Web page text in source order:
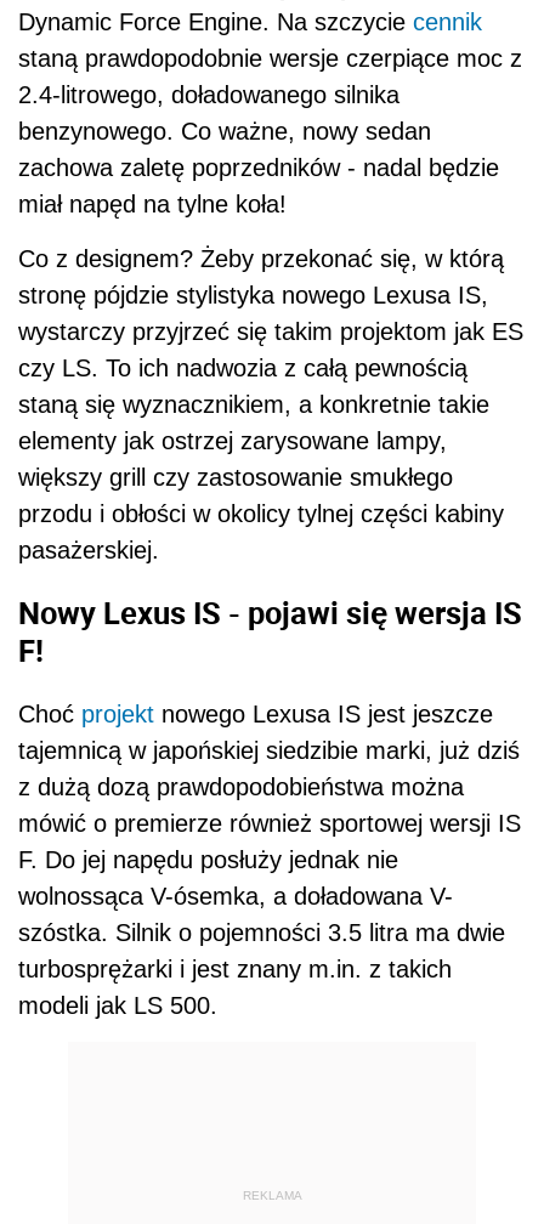
Dynamic Force Engine. Na szczycie cennik
staną prawdopodobnie wersje czerpiące moc z
2.4-litrowego, doładowanego silnika
benzynowego. Co ważne, nowy sedan
zachowa zaletę poprzedników - nadal będzie
miał napęd na tylne koła!
Co z designem? Żeby przekonać się, w którą
stronę pójdzie stylistyka nowego Lexusa IS,
wystarczy przyjrzeć się takim projektom jak ES
czy LS. To ich nadwozia z całą pewnością
staną się wyznacznikiem, a konkretnie takie
elementy jak ostrzej zarysowane lampy,
większy grill czy zastosowanie smukłego
przodu i obłości w okolicy tylnej części kabiny
pasażerskiej.
Nowy Lexus IS - pojawi się wersja IS
F!
Choć projekt nowego Lexusa IS jest jeszcze
tajemnicą w japońskiej siedzibie marki, już dziś
z dużą dozą prawdopodobieństwa można
mówić o premierze również sportowej wersji IS
F. Do jej napędu posłuży jednak nie
wolnossąca V-ósemka, a doładowana V-
szóstka. Silnik o pojemności 3.5 litra ma dwie
turbosprężarki i jest znany m.in. z takich
modeli jak LS 500.
REKLAMA